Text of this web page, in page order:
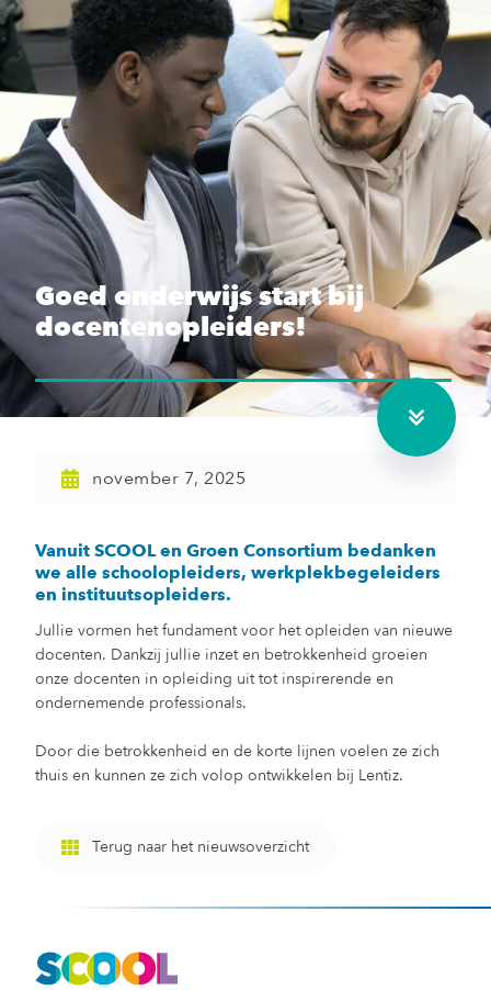
Goed onderwijs start bij
docentenopleiders!
november 7, 2025
Vanuit SCOOL en Groen Consortium bedanken
we alle schoolopleiders, werkplekbegeleiders
en instituutsopleiders.
Jullie vormen het fundament voor het opleiden van nieuwe
docenten. Dankzij jullie inzet en betrokkenheid groeien
onze docenten in opleiding uit tot inspirerende en
ondernemende professionals.
Door die betrokkenheid en de korte lijnen voelen ze zich
thuis en kunnen ze zich volop ontwikkelen bij Lentiz.
Terug naar het nieuwsoverzicht